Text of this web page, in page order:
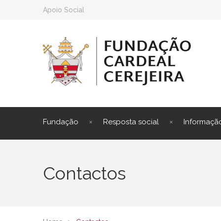
Apoio Social
Fundação Resposta social
Contactos